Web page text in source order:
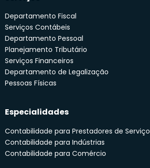
Departamento Fiscal
Serviços Contábeis
Departamento Pessoal
Planejamento Tributário
Serviços Financeiros
Departamento de Legalização
Pessoas Físicas
Especialidades
Contabilidade para Prestadores de Serviço
Contabilidade para Indústrias
Contabilidade para Comércio